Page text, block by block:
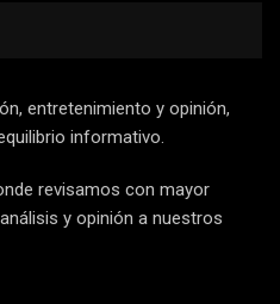
entretenimiento y opinión,
informativo.
revisamos con mayor
y opinión a nuestros